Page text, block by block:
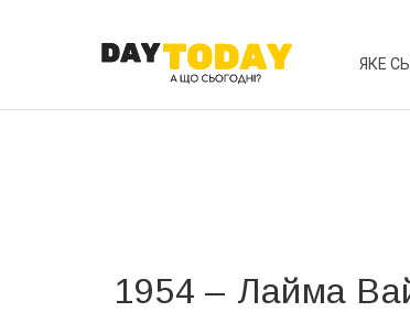
ЯКЕ
1954 – Лайма